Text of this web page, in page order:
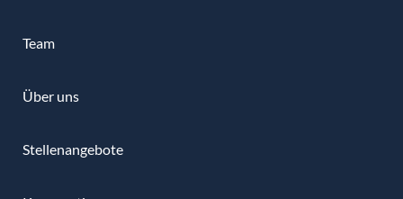
Team
Über uns
Stellenangebote